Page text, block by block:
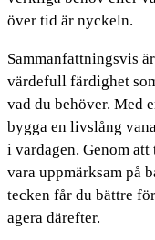
över tid är nyckeln.
Sammanfattningsvis
värdefull färdighet
vad du behöver. Med
bygga en livslång
i vardagen. Genom
vara uppmärksam på
tecken får du bättre
agera därefter.